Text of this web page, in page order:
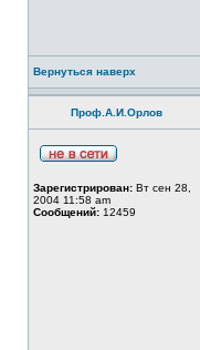
Вернуться наверх
Проф.А.И.Орлов
Зарегистрирован: Вт сен 28,
2004 11:58 am
Сообщений: 12459